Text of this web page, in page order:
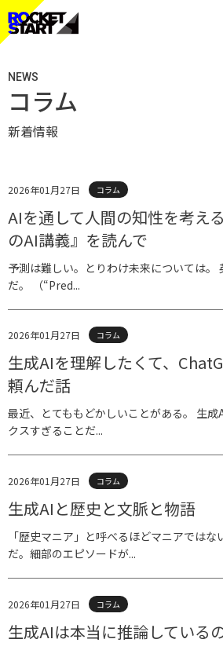
NEWS
コラム
新着情報
2026年01月27日 コラム
AIを通して人間の知性を考え
のAI講義』を読んで
予測は難しい。とりわけ未来については。
だ。 （“Pred...
2026年01月27日 コラム
生成AIを理解したくて、
頼んだ話
最近、とてももどかしいことがある。 生
クスすぎることだ...
2026年01月27日 コラム
生成AIと歴史と文脈と物語
「歴史マニア」と呼べるほどマニアではな
だ。細部のエピソードが...
2026年01月27日 コラム
生成AIは本当に推論している